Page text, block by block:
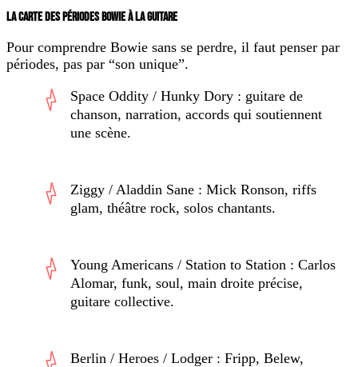
LA CARTE DES PÉRIODES BOWIE À LA GUITARE
Pour comprendre Bowie sans se perdre, il faut penser par
périodes, pas par “son unique”.
Space Oddity / Hunky Dory : guitare de
chanson, narration, accords qui soutiennent
une scène.
Ziggy / Aladdin Sane : Mick Ronson, riffs
glam, théâtre rock, solos chantants.
Young Americans / Station to Station : Carlos
Alomar, funk, soul, main droite précise,
guitare collective.
Berlin / Heroes / Lodger : Fripp, Belew,